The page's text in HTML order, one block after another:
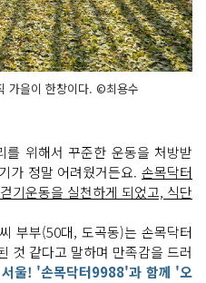
가을이 한창이다. ©최용수
를 위해서 꾸준한 운동을 처방받
가 정말 어려웠거든요. 손목닥터
기운동을 실천하게 되었고, 식단
부부(50대, 도곡동)는 손목닥터
것 같다고 말하며 만족감을 드러
울! '손목닥터9988'과 함께 '오